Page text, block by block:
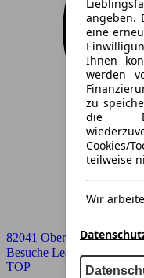
angeben.
eine
Ihnen
werden
zu
die
Cookies/
teilweise
Wir
82041 Oberhaching
Besuche Leasingmarkt➚
TOP